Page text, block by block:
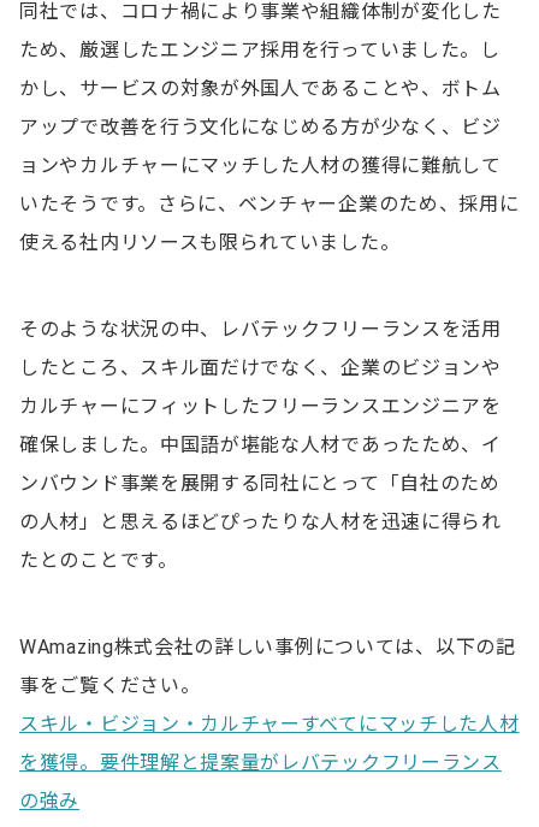
同社では、コロナ禍により事業や組織体制が変化した
ため、厳選したエンジニア採用を行っていました。し
かし、サービスの対象が外国人であることや、ボトム
アップで改善を行う文化になじめる方が少なく、ビジ
ョンやカルチャーにマッチした人材の獲得に難航して
いたそうです。さらに、ベンチャー企業のため、採用に
使える社内リソースも限られていました。
そのような状況の中、レバテックフリーランスを活用
したところ、スキル面だけでなく、企業のビジョンや
カルチャーにフィットしたフリーランスエンジニアを
確保しました。中国語が堪能な人材であったため、イ
ンバウンド事業を展開する同社にとって「自社のため
の人材」と思えるほどぴったりな人材を迅速に得られ
たとのことです。
WAmazing株式会社の詳しい事例については、以下の記
事をご覧ください。
スキル・ビジョン・カルチャーすべてにマッチした人材
を獲得。要件理解と提案量がレバテックフリーランス
の強み